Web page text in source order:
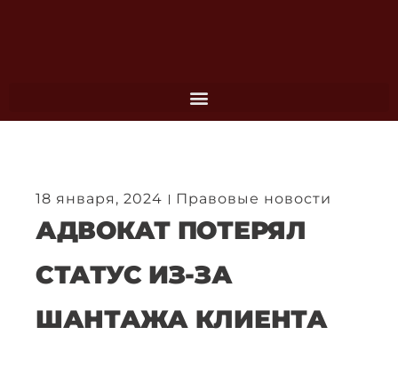
18 января, 2024 Правовые новости
АДВОКАТ ПОТЕРЯЛ
СТАТУС ИЗ-ЗА
ШАНТАЖА КЛИЕНТА